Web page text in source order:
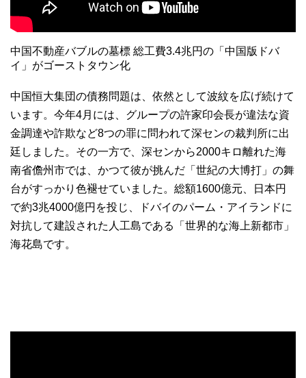
中国不動産バブルの墓標 総工費3.4兆円の「中国版ドバ
イ」がゴーストタウン化
中国恒大集団の債務問題は、依然として波紋を広げ続けて
います。今年4月には、グループの許家印会長が違法な資
金調達や詐欺など8つの罪に問われて深センの裁判所に出
廷しました。その一方で、深センから2000キロ離れた海
南省儋州市では、かつて彼が挑んだ「世紀の大博打」の舞
台がすっかり色褪せていました。総額1600億元、日本円
で約3兆4000億円を投じ、ドバイのパーム・アイランドに
対抗して建設された人工島である「世界的な海上新都市」
海花島です。